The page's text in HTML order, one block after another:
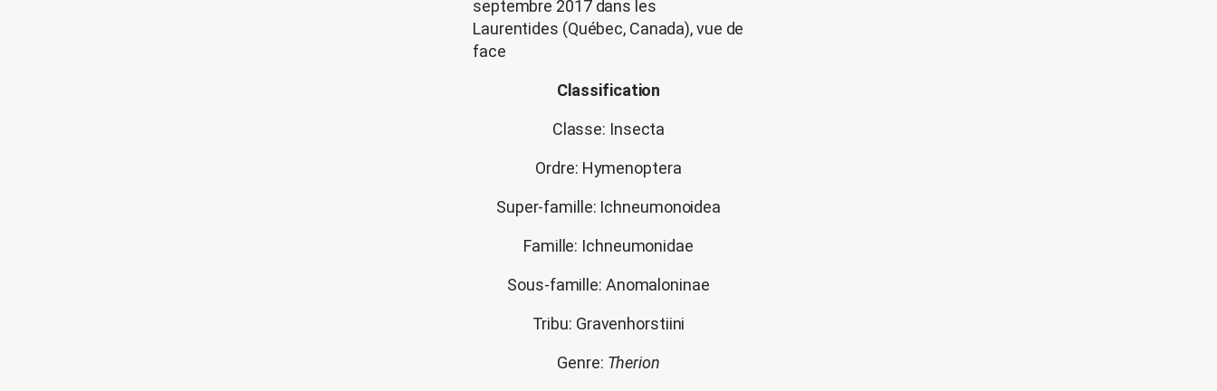
septembre 2017 dans les
Laurentides (Québec, Canada), vue de
face
Classification
Classe: Insecta
Ordre: Hymenoptera
Super-famille: Ichneumonoidea
Famille: Ichneumonidae
Sous-famille: Anomaloninae
Tribu: Gravenhorstiini
Genre: Therion